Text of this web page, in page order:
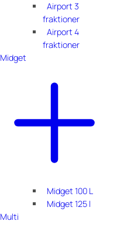
Airport 3
fraktioner
Airport 4
fraktioner
Midget
Midget 100 L
Midget 125 l
Multi